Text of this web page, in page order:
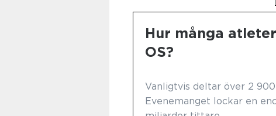
Hur många
OS?
Vanligtvis deltar över 2
Evenemanget lockar en